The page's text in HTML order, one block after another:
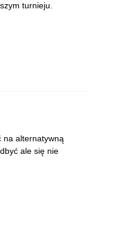
turnieju.
na alternatywną
ale się nie